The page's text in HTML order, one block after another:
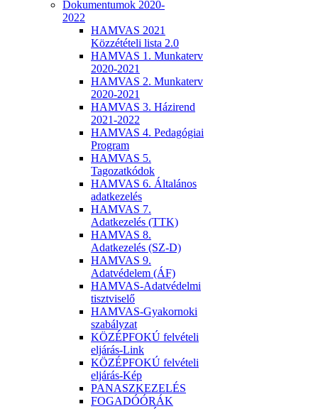
Dokumentumok 2020-
2022
HAMVAS 2021
Közzétételi lista 2.0
HAMVAS 1. Munkaterv
2020-2021
HAMVAS 2. Munkaterv
2020-2021
HAMVAS 3. Házirend
2021-2022
HAMVAS 4. Pedagógiai
Program
HAMVAS 5.
Tagozatkódok
HAMVAS 6. Általános
adatkezelés
HAMVAS 7.
Adatkezelés (TTK)
HAMVAS 8.
Adatkezelés (SZ-D)
HAMVAS 9.
Adatvédelem (ÁF)
HAMVAS-Adatvédelmi
tisztviselő
HAMVAS-Gyakornoki
szabályzat
KÖZÉPFOKÚ felvételi
eljárás-Link
KÖZÉPFOKÚ felvételi
eljárás-Kép
PANASZKEZELÉS
FOGADÓÓRÁK